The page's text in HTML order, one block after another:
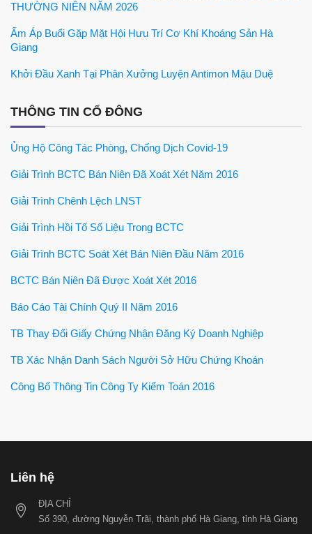
THƯỜNG NIÊN NĂM 2026
Ấm Áp Buổi Gặp Mặt Hội Hưu Trí Cơ Khí Khoáng Sản Hà
Giang
Khởi Đầu Xanh Tại Phân Xưởng Luyện Antimon Mậu Duệ
THÔNG TIN CỔ ĐÔNG
Ủng Hộ Công Tác Phòng, Chống Dịch Covid-19
Giải Trình BCTC Bán Niên Đã Xoát Xét Năm 2016
Giải Trình Chênh Lệch LNST
Giải Trình Hồi Tố Số Liệu Trong BCTC
Giải Trình BCTC Soát Xét Bán Niên Đầu Năm 2016
BCTC Bán Niên Đã Được Xoát Xét 2016
Báo Cáo Tài Chính Quý II Năm 2016
TB Thay Đổi Giấy Chứng Nhận Đăng Ký Doanh Nghiệp
TB Xác Nhận Danh Sách Người Sở Hữu Chứng Khoán
Công Bố Thông Tin Công Ty Kiểm Toán 2016
Liên hệ
ĐỊA CHỈ
Số 390, đường Nguyễn Trãi, thành phố Hà Giang, tỉnh Hà Giang